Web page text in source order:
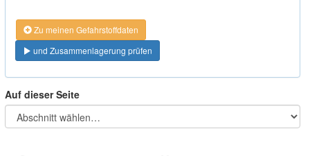
Zu meinen Gefahrstoffdaten
und Zusammenlagerung prüfen
Auf dieser Seite